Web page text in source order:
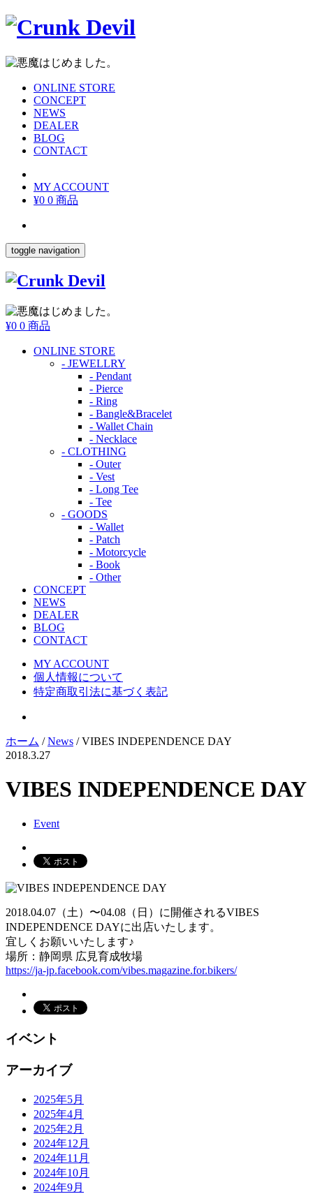
ONLINE STORE
CONCEPT
NEWS
DEALER
BLOG
CONTACT
MY ACCOUNT
¥0 0 商品
toggle navigation
¥0 0 商品
ONLINE STORE
- JEWELLRY
- Pendant
- Pierce
- Ring
- Bangle&Bracelet
- Wallet Chain
- Necklace
- CLOTHING
- Outer
- Vest
- Long Tee
- Tee
- GOODS
- Wallet
- Patch
- Motorcycle
- Book
- Other
CONCEPT
NEWS
DEALER
BLOG
CONTACT
MY ACCOUNT
個人情報について
特定商取引法に基づく表記
ホーム /News / VIBES INDEPENDENCE DAY
2018.3.27
VIBES INDEPENDENCE DAY
Event
2018.04.07（土）〜04.08（日）に開催されるVIBES
INDEPENDENCE DAYに出店いたします。
宜しくお願いいたします♪
場所：静岡県 広見育成牧場
https://ja-jp.facebook.com/vibes.magazine.for.bikers/
イベント
アーカイブ
2025年5月
2025年4月
2025年2月
2024年12月
2024年11月
2024年10月
2024年9月